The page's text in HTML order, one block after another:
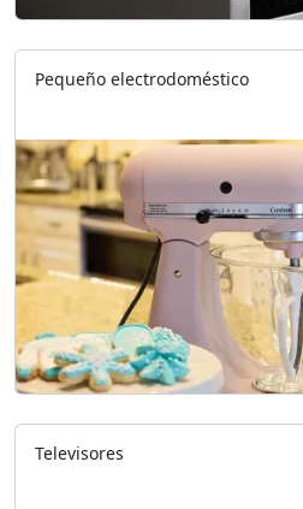
Pequeño electrodoméstico
Televisores